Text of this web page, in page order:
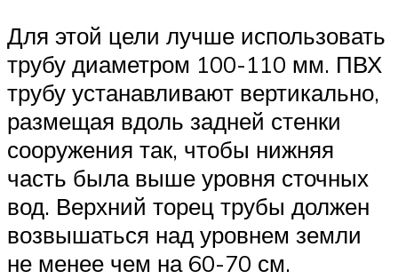
Для этой цели лучше использовать
трубу диаметром 100-110 мм. ПВХ
трубу устанавливают вертикально,
размещая вдоль задней стенки
сооружения так, чтобы нижняя
часть была выше уровня сточных
вод. Верхний торец трубы должен
возвышаться над уровнем земли
не менее чем на 60-70 см.